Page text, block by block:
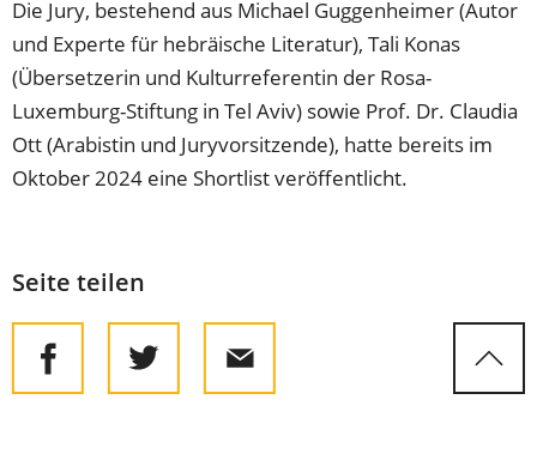
Die Jury, bestehend aus Michael Guggenheimer (Autor
und Experte für hebräische Literatur), Tali Konas
(Übersetzerin und Kulturreferentin der Rosa-
Luxemburg-Stiftung in Tel Aviv) sowie Prof. Dr. Claudia
Ott (Arabistin und Juryvorsitzende), hatte bereits im
Oktober 2024 eine Shortlist veröffentlicht.
Seite teilen